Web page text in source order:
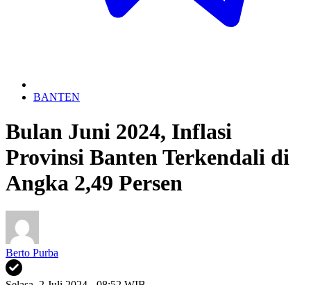
BANTEN
Bulan Juni 2024, Inflasi
Provinsi Banten Terkendali di
Angka 2,49 Persen
Berto Purba